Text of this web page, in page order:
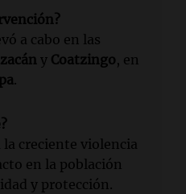
a cabo en las
y Coatzingo, en
.
la creciente violencia
en la población
y protección.